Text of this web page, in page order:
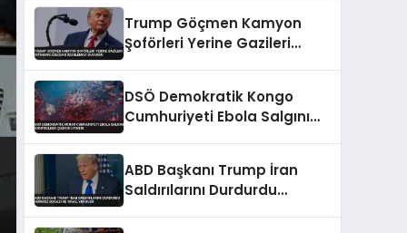
Trump Göçmen Kamyon
Şoförleri Yerine Gazileri
DSÖ Demokratik Kongo
Cumhuriyeti Ebola Salgını
ABD Başkanı Trump İran
Saldırılarını Durdurdu